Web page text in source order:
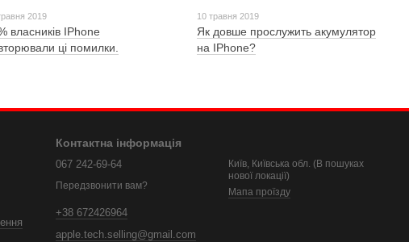
2019
власників IPhone
ці помилки.
10 травня 2019
Як довше прослужить акумулятор
на IPhone?
Контактна інформація
067 242-69-64
Передзвонити вам?
+38 672426964
apple.tech.selling@gmail.com
Київ, Київська обл. (В пошуках
нової локації)
Мапа проїзду